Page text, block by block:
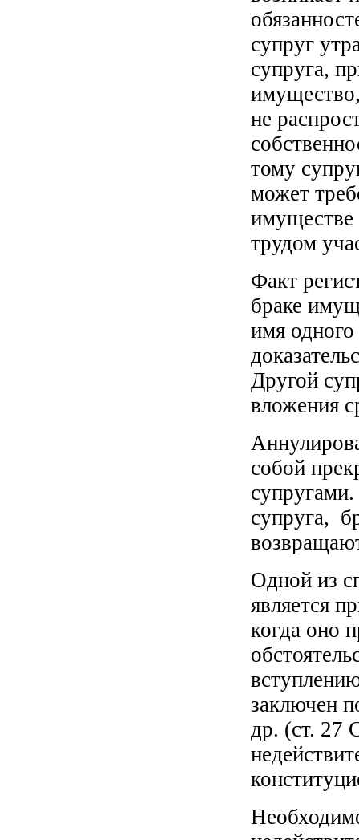
супруг
супруга,
не
тому
может
имуществе
трудом
Факт
браке
имя
Другой
вложения
собой
супруга,
Одной из
является
когда оно
заключен
др. (ст. 27